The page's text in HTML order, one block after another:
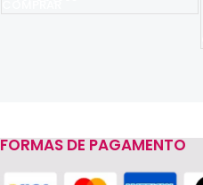
Read more
FORMAS DE PAGAMENTO